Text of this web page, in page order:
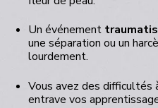
Un événement
une séparation ou un
lourdement.
Vous avez des difficultés
entrave vos